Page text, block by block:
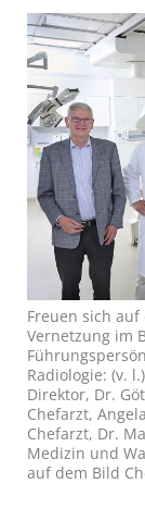
Freuen sich
Vernetzung im
Radiologie: (v.
Direktor, Dr.
Chefarzt,
Chefarzt, Dr.
Medizin und
auf dem Bild